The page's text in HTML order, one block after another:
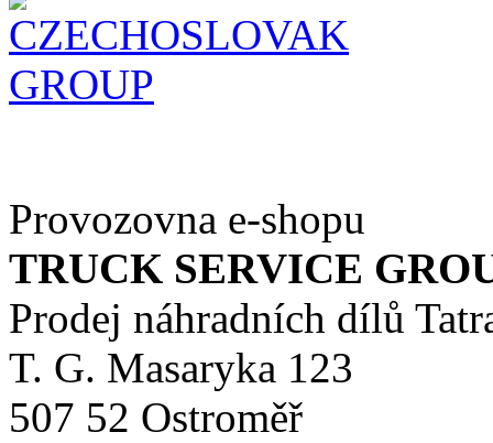
Provozovna e-shopu
TRUCK SERVICE
Prodej náhradních dílů
T. G. Masaryka 123
507 52 Ostroměř